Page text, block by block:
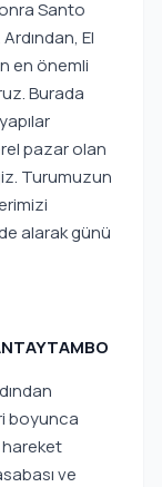
Santo
El
en önemli
Burada
pazar olan
Turumuzun
alarak günü
boyunca
hareket
ve